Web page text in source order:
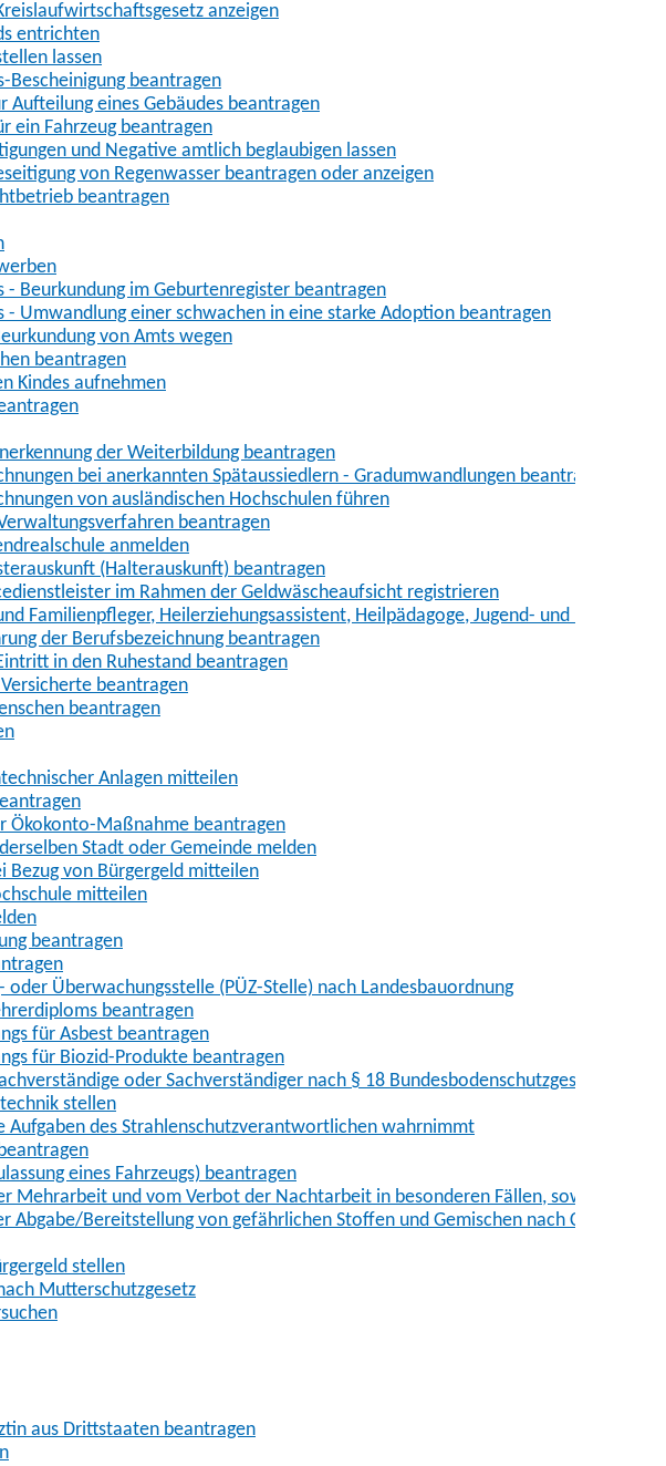
anzeigen
entrichten
lassen
Bescheinigung beantragen
Aufteilung eines Gebäudes beantragen
ein Fahrzeug beantragen
und Negative amtlich beglaubigen lassen
von Regenwasser beantragen oder anzeigen
beantragen
- Beurkundung im Geburtenregister beantragen
- Umwandlung einer schwachen in eine starke Adoption beantragen
von Amts wegen
beantragen
Kindes aufnehmen
der Weiterbildung beantragen
bei anerkannten Spätaussiedlern - Gradumwandlungen beantragen
von ausländischen Hochschulen führen
beantragen
anmelden
(Halterauskunft) beantragen
im Rahmen der Geldwäscheaufsicht registrieren
Familienpfleger, Heilerziehungsassistent, Heilpädagoge, Jugend- und
der Berufsbezeichnung beantragen
in den Ruhestand beantragen
beantragen
beantragen
Anlagen mitteilen
Ökokonto-Maßnahme beantragen
Stadt oder Gemeinde melden
Bezug von Bürgergeld mitteilen
mitteilen
beantragen
Überwachungsstelle (PÜZ-Stelle) nach Landesbauordnung
beantragen
für Asbest beantragen
für Biozid-Produkte beantragen
oder Sachverständiger nach § 18 Bundesbodenschutzgesetz
stellen
Aufgaben des Strahlenschutzverantwortlichen wahrnimmt
eines Fahrzeugs) beantragen
Mehrarbeit und vom Verbot der Nachtarbeit in besonderen Fällen, sowie der Art
Abgabe/Bereitstellung von gefährlichen Stoffen und Gemischen nach
stellen
Mutterschutzgesetz
aus Drittstaaten beantragen